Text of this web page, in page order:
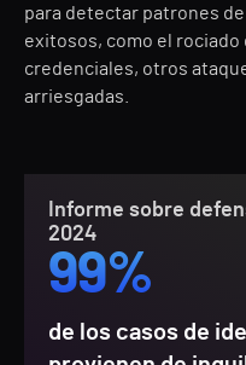
para detectar patrones
exitosos, como el
credenciales, otros
arriesgadas.
Informe sobre
2024
99%
de los casos de